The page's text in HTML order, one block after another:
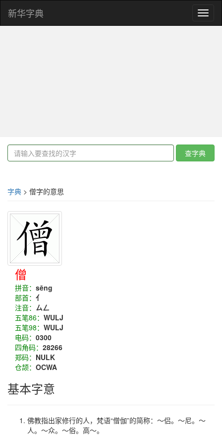
新华字典
查字典
字典 > 僧字的意思
僧
拼音： sēng
部首： 亻
注音： ㄙㄥ
五笔86： WULJ
五笔98： WULJ
电码： 0300
四角码： 28266
郑码： NULK
仓颉： OCWA
基本字意
佛教指出家修行的人，梵语“僧伽”的简称：～侣。～尼。～
人。～众。～俗。高～。